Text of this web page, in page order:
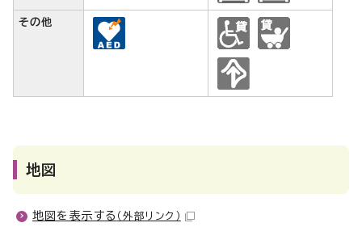
その他
地図
地図を表示する （外部リンク）